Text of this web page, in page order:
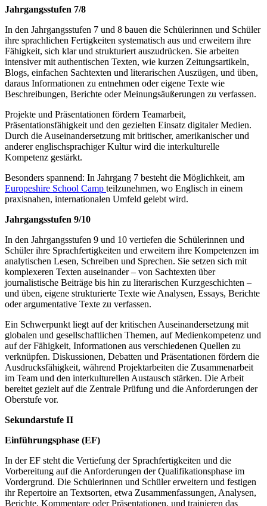
Jahrgangsstufen 7/8
In den Jahrgangsstufen 7 und 8 bauen die Schülerinnen und Schüler
ihre sprachlichen Fertigkeiten systematisch aus und erweitern ihre
Fähigkeit, sich klar und strukturiert auszudrücken. Sie arbeiten
intensiver mit authentischen Texten, wie kurzen Zeitungsartikeln,
Blogs, einfachen Sachtexten und literarischen Auszügen, und üben,
daraus Informationen zu entnehmen oder eigene Texte wie
Beschreibungen, Berichte oder Meinungsäußerungen zu verfassen.
Projekte und Präsentationen fördern Teamarbeit,
Präsentationsfähigkeit und den gezielten Einsatz digitaler Medien.
Durch die Auseinandersetzung mit britischer, amerikanischer und
anderer englischsprachiger Kultur wird die interkulturelle
Kompetenz gestärkt.
Besonders spannend: In Jahrgang 7 besteht die Möglichkeit, am
Europeshire School Camp teilzunehmen, wo Englisch in einem
praxisnahen, internationalen Umfeld gelebt wird.
Jahrgangsstufen 9/10
In den Jahrgangsstufen 9 und 10 vertiefen die Schülerinnen und
Schüler ihre Sprachfertigkeiten und erweitern ihre Kompetenzen im
analytischen Lesen, Schreiben und Sprechen. Sie setzen sich mit
komplexeren Texten auseinander – von Sachtexten über
journalistische Beiträge bis hin zu literarischen Kurzgeschichten –
und üben, eigene strukturierte Texte wie Analysen, Essays, Berichte
oder argumentative Texte zu verfassen.
Ein Schwerpunkt liegt auf der kritischen Auseinandersetzung mit
globalen und gesellschaftlichen Themen, auf Medienkompetenz und
auf der Fähigkeit, Informationen aus verschiedenen Quellen zu
verknüpfen. Diskussionen, Debatten und Präsentationen fördern die
Ausdrucksfähigkeit, während Projektarbeiten die Zusammenarbeit
im Team und den interkulturellen Austausch stärken. Die Arbeit
bereitet gezielt auf die Zentrale Prüfung und die Anforderungen der
Oberstufe vor.
Sekundarstufe II
Einführungsphase (EF)
In der EF steht die Vertiefung der Sprachfertigkeiten und die
Vorbereitung auf die Anforderungen der Qualifikationsphase im
Vordergrund. Die Schülerinnen und Schüler erweitern und festigen
ihr Repertoire an Textsorten, etwa Zusammenfassungen, Analysen,
Berichte, Kommentare oder Präsentationen, und trainieren das